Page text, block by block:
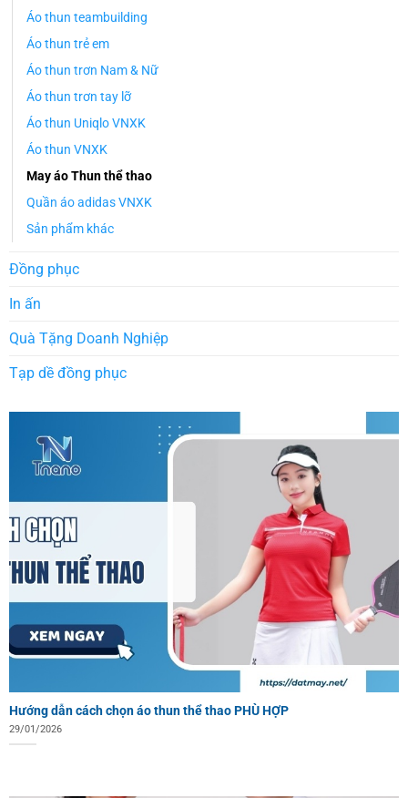
Áo thun teambuilding
Áo thun trẻ em
Áo thun trơn Nam & Nữ
Áo thun trơn tay lỡ
Áo thun Uniqlo VNXK
Áo thun VNXK
May áo Thun thể thao
Quần áo adidas VNXK
Sản phẩm khác
Đồng phục
In ấn
Quà Tặng Doanh Nghiệp
Tạp dề đồng phục
Hướng dẫn cách chọn áo thun thể thao PHÙ HỢP
29/01/2026